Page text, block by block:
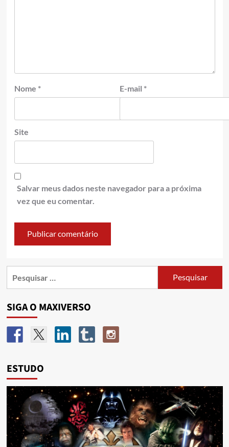
Nome * E-mail *
Site
Salvar meus dados neste navegador para a próxima
vez que eu comentar.
SIGA O MAXIVERSO
ESTUDO